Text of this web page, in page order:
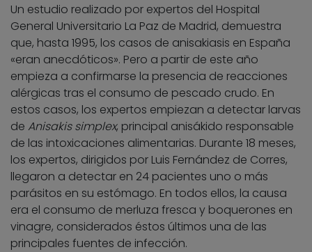
Un estudio realizado por expertos del Hospital
General Universitario La Paz de Madrid, demuestra
que, hasta 1995, los casos de anisakiasis en España
«eran anecdóticos». Pero a partir de este año
empieza a confirmarse la presencia de reacciones
alérgicas tras el consumo de pescado crudo. En
estos casos, los expertos empiezan a detectar larvas
de Anisakis simplex, principal anisákido responsable
de las intoxicaciones alimentarias. Durante 18 meses,
los expertos, dirigidos por Luis Fernández de Corres,
llegaron a detectar en 24 pacientes uno o más
parásitos en su estómago. En todos ellos, la causa
era el consumo de merluza fresca y boquerones en
vinagre, considerados éstos últimos una de las
principales fuentes de infección.